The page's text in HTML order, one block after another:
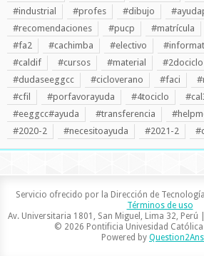
#industrial
#profes #dibujo
#recomendaciones
#pucp #matrícula
#fa2
#cachimba #electivo
#caldif
#cursos #material #2dociclo
#dudaseeggcc
#cicloverano #faci
#cfil
#porfavorayuda #4tociclo
#eeggcc#ayuda
#transferencia
#2020-2
#necesitoayuda #2021-2
Servicio ofrecido por la Dirección de
Términos de uso
Av. Universitaria 1801, San Miguel, Lima 32, Perú
© 2026 Pontificia Univesidad Católica
Powered by